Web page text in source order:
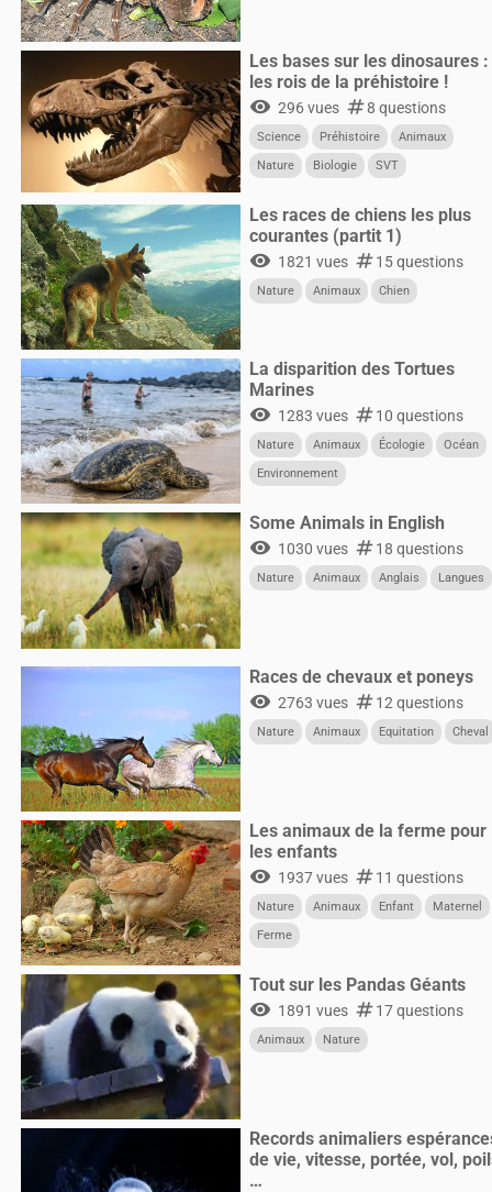
Les bases sur les dinosaures :
les rois de la préhistoire !
visibility 296 vues numbers8 questions
Science Préhistoire
Animaux
Nature
Biologie SVT
Les races de chiens les plus
courantes (partit 1)
visibility 1821 vues numbers15 questions
Nature Animaux Chien
La disparition des Tortues
Marines
visibility 1283 vues numbers10 questions
Nature Animaux Écologie
Océan
Environnement
Some Animals in English
visibility 1030 vues numbers18 questions
Nature Animaux Anglais Langues
Races de chevaux et poneys
visibility 2763 vues numbers12 questions
Nature Animaux Equitation Cheval
Les animaux de la ferme pour
les enfants
visibility 1937 vues numbers11 questions
Nature Animaux Enfant
Maternel
Ferme
Tout sur les Pandas Géants
visibility 1891 vues numbers17 questions
Animaux Nature
Records animaliers
de vie, vitesse, portée, vol,
…